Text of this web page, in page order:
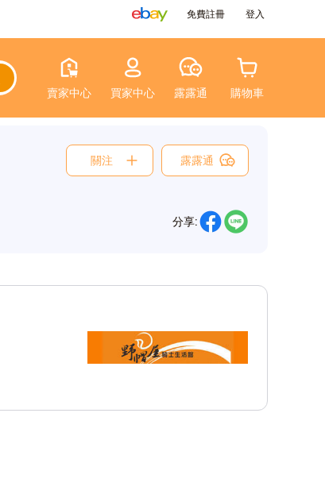
免費註冊 登入
賣家中心 買家中心 露露通 購物車
關注 露露通
分享: